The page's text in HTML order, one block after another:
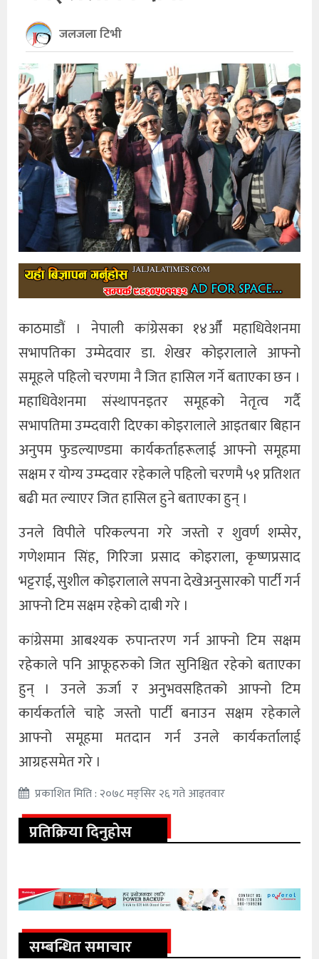
खेलकुद
अन्तर्राष्ट्रिय
थप
जलजला टिभी
काठमाडौं । नेपाली कांग्रेसका १४औँ महाधिवेशनमा
सभापतिका उम्मेदवार डा. शेखर कोइरालाले आफ्नो
समूहले पहिलो चरणमा नै जित हासिल गर्ने बताएका छन ।
महाधिवेशनमा संस्थापनइतर समूहको नेतृत्व गर्दै
सभापतिमा उम्म्दवारी दिएका कोइरालाले आइतबार बिहान
अनुपम फुडल्याण्डमा कार्यकर्ताहरूलाई आफ्नो समूहमा
सक्षम र योग्य उम्म्दवार रहेकाले पहिलो चरणमै ५१ प्रतिशत
बढी मत ल्याएर जित हासिल हुने बताएका हुन् ।
उनले विपीले परिकल्पना गरे जस्तो र शुवर्ण शम्सेर,
गणेशमान सिंह, गिरिजा प्रसाद कोइराला, कृष्णप्रसाद
भट्टराई, सुशील कोइरालाले सपना देखेअनुसारको पार्टी गर्न
आफ्नो टिम सक्षम रहेको दाबी गरे ।
कांग्रेसमा आबश्यक रुपान्तरण गर्न आफ्नो टिम सक्षम
रहेकाले पनि आफूहरुको जित सुनिश्चित रहेको बताएका
हुन् । उनले ऊर्जा र अनुभवसहितको आफ्नो टिम
कार्यकर्ताले चाहे जस्तो पार्टी बनाउन सक्षम रहेकाले
आफ्नो समूहमा मतदान गर्न उनले कार्यकर्तालाई
आग्रहसमेत गरे ।
प्रकाशित मिति : २०७८ मङ्सिर २६ गते आइतवार
प्रतिक्रिया दिनुहोस
सम्बन्धित समाचार